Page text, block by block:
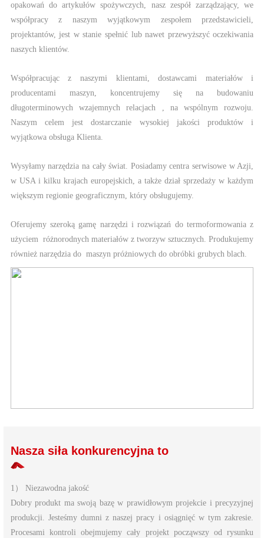
opakowań do artykułów spożywczych, nasz zespół zarządzający, we
współpracy z naszym wyjątkowym zespołem przedstawicieli,
projektantów, jest w stanie spełnić lub nawet przewyższyć oczekiwania
naszych klientów.
Współpracując z naszymi klientami, dostawcami materiałów i
producentami maszyn, koncentrujemy się na budowaniu
długoterminowych wzajemnych relacjach , na wspólnym rozwoju.
Naszym celem jest dostarczanie wysokiej jakości produktów i
wyjątkowa obsługa Klienta.
Wysyłamy narzędzia na cały świat. Posiadamy centra serwisowe w Azji,
w USA i kilku krajach europejskich, a także dział sprzedaży w każdym
większym regionie geograficznym, który obsługujemy.
Oferujemy szeroką gamę narzędzi i rozwiązań do termoformowania z
użyciem różnorodnych materiałów z tworzyw sztucznych. Produkujemy
również narzędzia do maszyn próżniowych do obróbki grubych blach.
Nasza siła konkurencyjna to
1） Niezawodna jakość
Dobry produkt ma swoją bazę w prawidłowym projekcie i precyzyjnej
produkcji. Jesteśmy dumni z naszej pracy i osiągnięć w tym zakresie.
Procesami kontroli obejmujemy cały projekt począwszy od rysunku